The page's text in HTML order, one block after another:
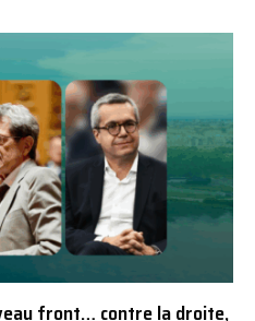
front… contre la droite,